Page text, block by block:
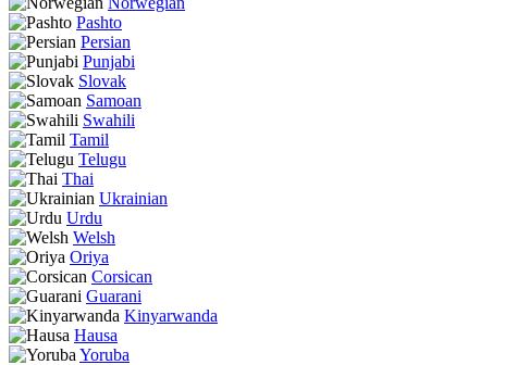
Pashto
Persian
Punjabi
Slovak
Samoan
Swahili
Tamil
Telugu
Thai
Ukrainian
Urdu
Welsh
Oriya
Corsican
Guarani
Kinyarwanda
Hausa
Yoruba